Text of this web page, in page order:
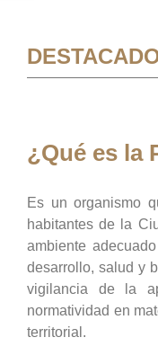
¿Qué es la
Es un organismo
habitantes de la
ambiente
desarrollo, salud y
vigilancia de la
normatividad en
territorial.